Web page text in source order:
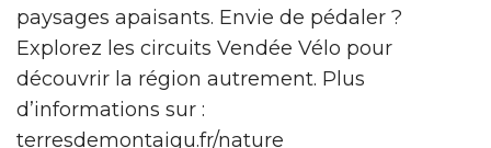
paysages apaisants. Envie de pédaler ?
Explorez les circuits Vendée Vélo pour
découvrir la région autrement. Plus
d’informations sur :
terresdemontaigu.fr/nature